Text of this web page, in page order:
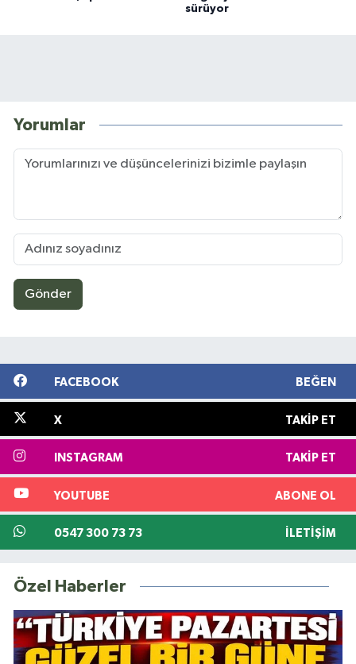
sürüyor
Yorumlar
Gönder
FACEBOOK BEĞEN
X TAKIP ET
INSTAGRAM TAKIP ET
YOUTUBE ABONE OL
0547 300 73 73 İLETIŞIM
Özel Haberler